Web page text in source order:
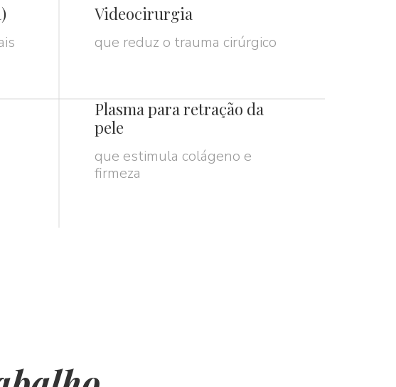
Videocirurgia
que reduz o trauma cirúrgico
Plasma para retração da
pele
que estimula colágeno e
firmeza